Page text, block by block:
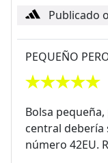
Publicado
PEQUEÑO
Bolsa
central debería
número 42EU.